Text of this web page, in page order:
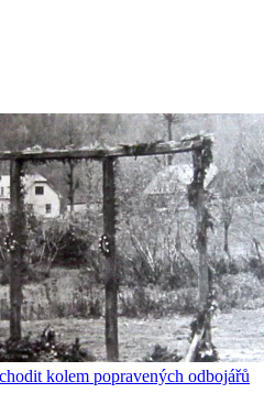
kolem popravených odbojářů